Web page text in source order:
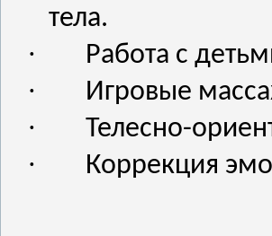
тела.
· Работа с
· Игровые
· Телесно-
· Коррекция